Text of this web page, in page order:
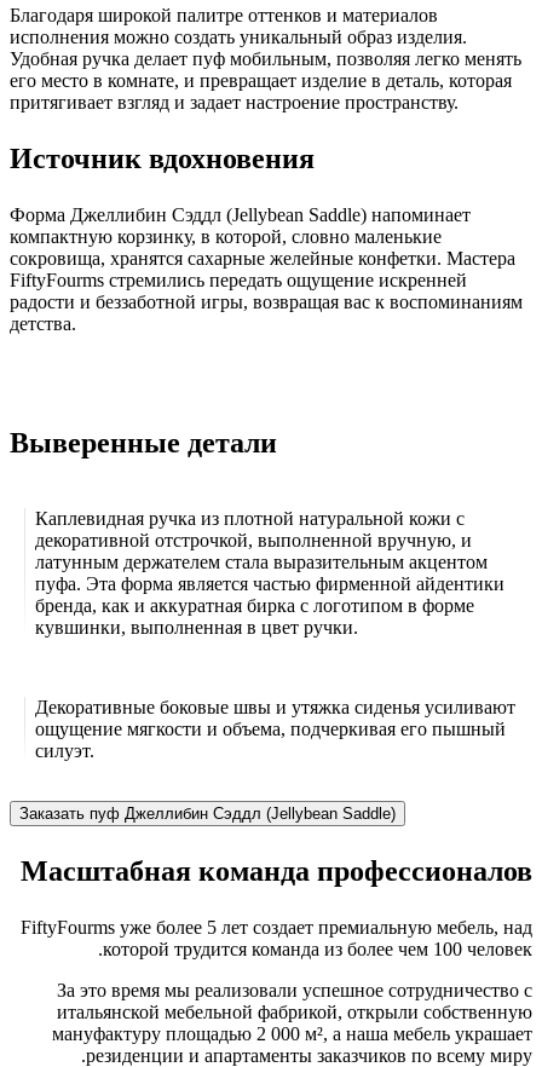
Благодаря широкой палитре оттенков и материалов
исполнения можно создать уникальный образ изделия.
Удобная ручка делает пуф мобильным, позволяя легко менять
его место в комнате, и превращает изделие в деталь, которая
притягивает взгляд и задает настроение пространству.
Источник вдохновения
Форма Джеллибин Сэддл (Jellybean Saddle) напоминает
компактную корзинку, в которой, словно маленькие
сокровища, хранятся сахарные желейные конфетки. Мастера
FiftyFourms стремились передать ощущение искренней
радости и беззаботной игры, возвращая вас к воспоминаниям
детства.
Выверенные детали
Каплевидная ручка из плотной натуральной кожи с
декоративной отстрочкой, выполненной вручную, и
латунным держателем стала выразительным акцентом
пуфа. Эта форма является частью фирменной айдентики
бренда, как и аккуратная бирка с логотипом в форме
кувшинки, выполненная в цвет ручки.
Декоративные боковые швы и утяжка сиденья усиливают
ощущение мягкости и объема, подчеркивая его пышный
силуэт.
Заказать пуф Джеллибин Сэддл (Jellybean Saddle)
Масштабная команда профессионалов
FiftyFourms уже более 5 лет создает премиальную мебель, над
которой трудится команда из более чем 100 человек.
За это время мы реализовали успешное сотрудничество с
итальянской мебельной фабрикой, открыли собственную
мануфактуру площадью 2 000 м², а наша мебель украшает
резиденции и апартаменты заказчиков по всему миру.